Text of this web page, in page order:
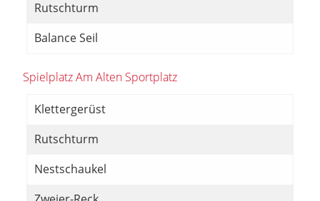
Rutschturm
Balance Seil
Spielplatz Am Alten Sportplatz
Klettergerüst
Rutschturm
Nestschaukel